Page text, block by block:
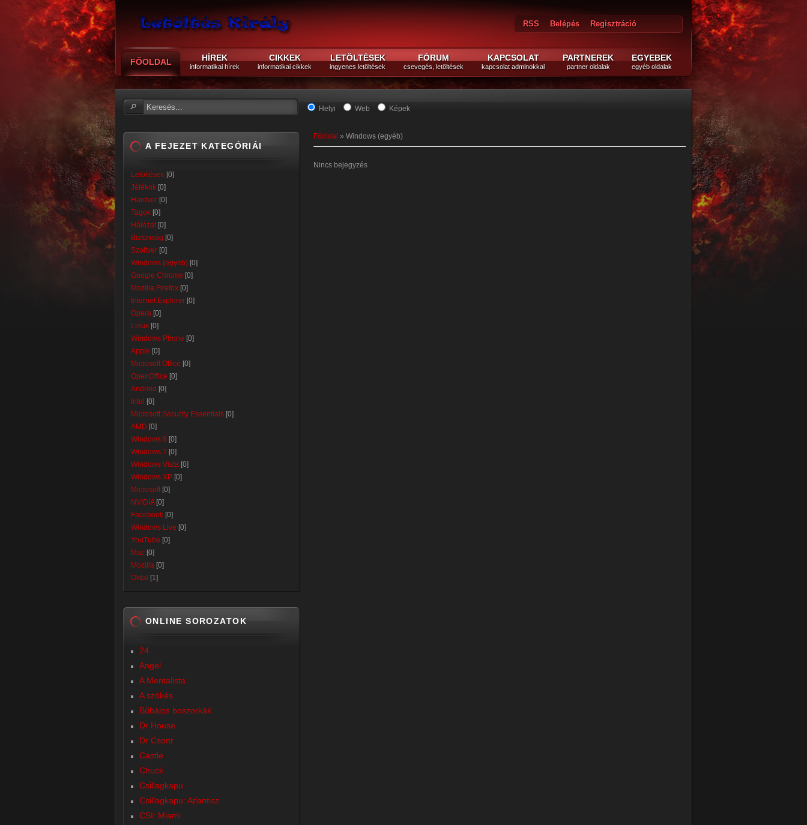
RSS Belépés
Regisztráció
FŐOLDAL HÍREK
informatikai hírek
CIKKEK
informatikai cikkek
LETÖLTÉSEK
ingyenes letöltések
FÓRUM
csevegés, letöltések
KAPCSOLAT
kapcsolat adminokkal
PARTNEREK
partner oldalak
EGYEBEK
egyéb oldalak
Helyi Web Képek
Főoldal » Windows (egyéb)
Nincs bejegyzés
A FEJEZET KATEGÓRIÁI
Letöltések [0]
Játékok [0]
Hardver [0]
Tagok [0]
Hálózat [0]
Biztonság [0]
Szoftver [0]
Windows (egyéb) [0]
Google Chrome [0]
Mozilla Firefox [0]
Internet Explorer [0]
Opera [0]
Linux [0]
Windows Phone [0]
Apple [0]
Microsoft Office [0]
OpenOffice [0]
Android [0]
Intel
[0]
Microsoft Security Essentials [0]
AMD [0]
Windows 8 [0]
Windows 7 [0]
Windows Vista [0]
Windows XP [0]
Microsoft [0]
NVIDIA [0]
Facebook [0]
Windows Live [0]
YouTube [0]
Mac [0]
Mozilla [0]
Oldal [1]
ONLINE SOROZATOK
24
Angel
A Mentalista
A szökés
Bűbájos boszorkák
Dr House
Dr Csont
Castle
Chuck
Csillagkapu
Csillagkapu: Atlantisz
CSI: Miami